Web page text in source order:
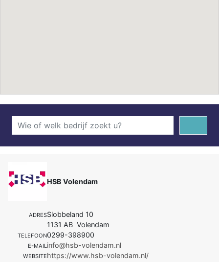
HSB Volendam
ADRESSlobbeland 10
1131 AB Volendam
TELEFOON0299-398900
E-MAILinfo@hsb-volendam.nl
WEBSITEhttps://www.hsb-volendam.nl/